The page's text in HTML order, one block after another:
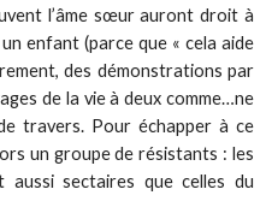
l’âme sœur auront droit à
enfant (parce que « cela aide
des démonstrations par
de la vie à deux comme…ne
travers. Pour échapper à ce
un groupe de résistants : les
sectaires que celles du